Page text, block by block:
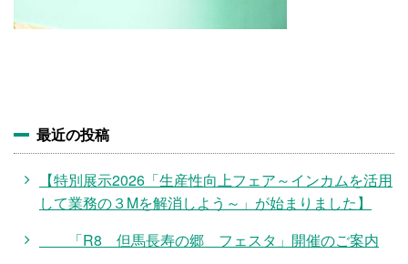
最近の投稿
【特別展示2026「生産性向上フェア～インカムを活用
して業務の３Mを解消しよう～」が始まりました】
「R8 但馬長寿の郷 フェスタ」開催のご案内